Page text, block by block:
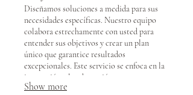
Diseñamos soluciones a medida para sus
necesidades específicas. Nuestro equipo
colabora estrechamente con usted para
entender sus objetivos y crear un plan
único que garantice resultados
excepcionales. Este servicio se enfoca en la
innovación y la adaptación a sus
requerimientos.
Show more